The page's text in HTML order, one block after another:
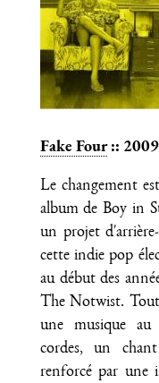
Fake Four::
Le changement
album de Boy in
un projet
cette indie pop
au début des
The Notwist.
une musique au
cordes, un
renforcé par une